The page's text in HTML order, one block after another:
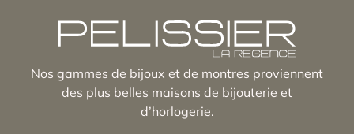
Nos gammes de bijoux et de montres proviennent
des plus belles maisons de bijouterie et
d’horlogerie.